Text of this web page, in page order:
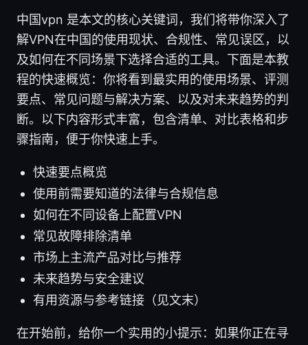
中国vpn 是本文的核心关键词，我们将带你深入了
解VPN在中国的使用现状、合规性、常见误区，以
及如何在不同场景下选择合适的工具。下面是本教
程的快速概览：你将看到最实用的使用场景、评测
要点、常见问题与解决方案、以及对未来趋势的判
断。以下内容形式丰富，包含清单、对比表格和步
骤指南，便于你快速上手。
快速要点概览
使用前需要知道的法律与合规信息
如何在不同设备上配置VPN
常见故障排除清单
市场上主流产品对比与推荐
未来趋势与安全建议
有用资源与参考链接（见文末）
在开始前，给你一个实用的小提示：如果你正在寻